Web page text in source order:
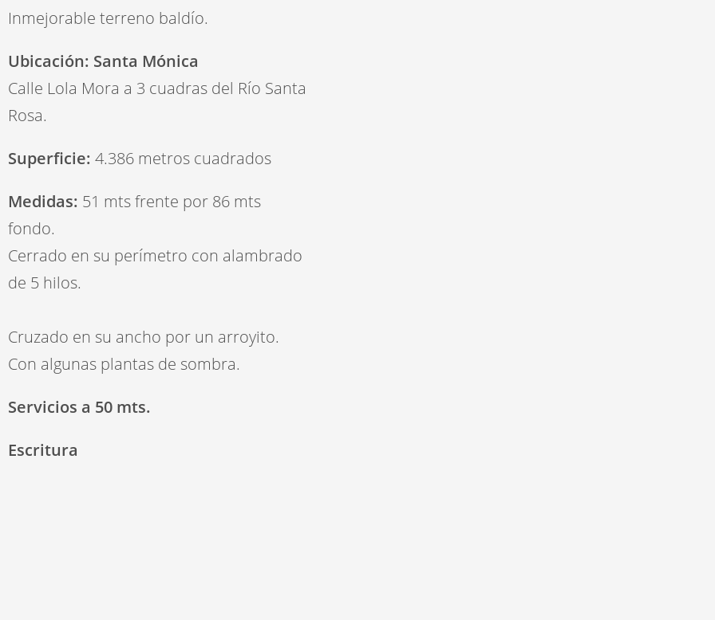
Inmejorable terreno baldío.
Ubicación: Santa Mónica
Calle Lola Mora a 3 cuadras del Río Santa
Rosa.
Superficie: 4.386 metros cuadrados
Medidas: 51 mts frente por 86 mts
fondo.
Cerrado en su perímetro con alambrado
de 5 hilos.
Cruzado en su ancho por un arroyito.
Con algunas plantas de sombra.
Servicios a 50 mts.
Escritura